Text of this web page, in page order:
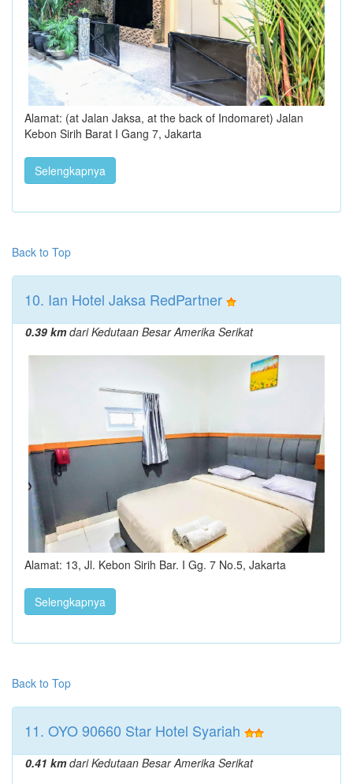
Alamat: (at Jalan Jaksa, at the back of Indomaret) Jalan
Kebon Sirih Barat I Gang 7, Jakarta
Selengkapnya
Back to Top
10. Ian Hotel Jaksa RedPartner
0.39 kmdari Kedutaan Besar Amerika Serikat
Alamat: 13, Jl. Kebon Sirih Bar. I Gg. 7 No.5, Jakarta
Selengkapnya
Back to Top
11. OYO 90660 Star Hotel Syariah
0.41 kmdari Kedutaan Besar Amerika Serikat